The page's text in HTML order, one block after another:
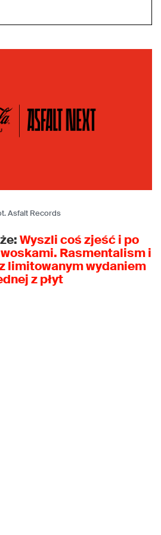
Asfalt Records
Wyszli coś zjeść i po
Rasmentalism i
limitowanym wydaniem
z płyt